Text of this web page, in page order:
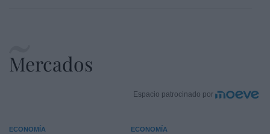
Mercados
Espacio patrocinado por
ECONOMÍA ECONOMÍA